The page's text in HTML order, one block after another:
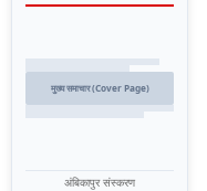
मुख्य समाचार (Cover Page)
अंबिकापुर संस्करण